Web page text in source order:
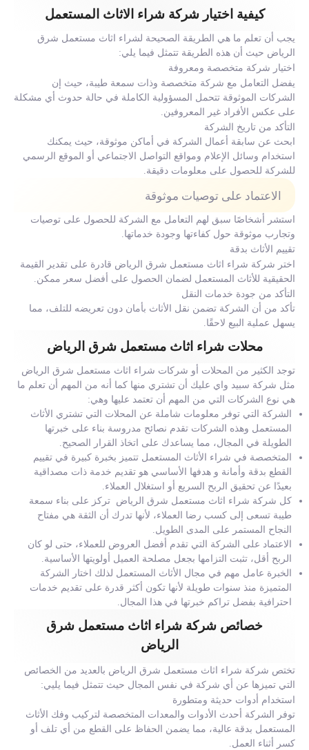
كيفية اختيار شركة شراء الاثاث المستعمل
يجب أن تعلم ما هي الطريقة الصحيحة لشراء اثاث مستعمل شرق
الرياض حيث أن هذه الطريقة تتمثل فيما يلي:
اختيار شركة متخصصة ومعروفة
يفضل التعامل مع شركة متخصصة وذات سمعة طيبة، حيث إن
الشركات الموثوقة تتحمل المسؤولية الكاملة في حالة حدوث أي مشكلة
على عكس الأفراد غير المعروفين.
التأكد من تاريخ الشركة
ابحث عن سابقة أعمال الشركة في أماكن موثوقة، حيث يمكنك
استخدام وسائل الإعلام ومواقع التواصل الاجتماعي أو الموقع الرسمي
للشركة للحصول على معلومات دقيقة.
الاعتماد على توصيات موثوقة
استشر أشخاصًا سبق لهم التعامل مع الشركة للحصول على توصيات
وتجارب موثوقة حول كفاءتها وجودة خدماتها.
تقييم الأثاث بدقة
اختر شركة شراء اثاث مستعمل شرق الرياض قادرة على تقدير القيمة
الحقيقية للأثاث المستعمل لضمان الحصول على أفضل سعر ممكن.
التأكد من جودة خدمات النقل
تأكد من أن الشركة تضمن نقل الأثاث بأمان دون تعريضه للتلف، مما
يسهل عملية البيع لاحقًا.
محلات شراء اثاث مستعمل شرق الرياض
توجد الكثير من المحلات أو شركات شراء اثاث مستعمل شرق الرياض
مثل شركة سبيد واي عليك أن تشتري منها كما أنه من المهم أن تعلم ما
هي نوع الشركات التي من المهم أن تعتمد عليها وهي:
الشركة التي توفر معلومات شاملة عن المحلات التي تشتري الأثاث
المستعمل وهذه الشركات تقدم نصائح مدروسة بناء على خبرتها
الطويلة في المجال، مما يساعدك على اتخاذ القرار الصحيح.
المتخصصة في شراء الأثاث المستعمل تتميز بخبرة كبيرة في تقييم
القطع بدقة وأمانة و هدفها الأساسي هو تقديم خدمة ذات مصداقية
بعيدًا عن تحقيق الربح السريع أو استغلال العملاء.
كل شركة شراء اثاث مستعمل شرق الرياض تركز على بناء سمعة
طيبة تسعى إلى كسب رضا العملاء، لأنها تدرك أن الثقة هي مفتاح
النجاح المستمر على المدى الطويل.
الاعتماد على الشركة التي تقدم أفضل العروض للعملاء، حتى لو كان
الربح أقل، تثبت التزامها بجعل مصلحة العميل أولويتها الأساسية.
الخبرة عامل مهم في مجال الأثاث المستعمل لذلك اختار الشركة
المتميزة منذ سنوات طويلة لأنها تكون أكثر قدرة على تقديم خدمات
احترافية بفضل تراكم خبرتها في هذا المجال.
خصائص شركة شراء اثاث مستعمل شرق
الرياض
تختص شركة شراء اثاث مستعمل شرق الرياض بالعديد من الخصائص
التي تميزها عن أي شركة في نفس المجال حيث تتمثل فيما يليي:
استخدام أدوات حديثة ومتطورة
توفر الشركة أحدث الأدوات والمعدات المتخصصة لتركيب وفك الأثاث
المستعمل بدقة عالية، مما يضمن الحفاظ على القطع من أي تلف أو
كسر أثناء العمل.